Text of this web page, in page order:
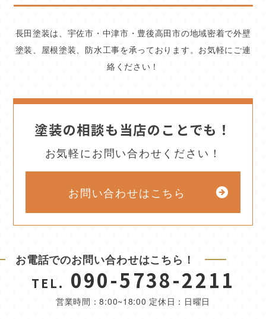
長田塗装は、宇佐市・中津市・豊後高田市の地域密着で外壁
塗装、屋根塗装、防水工事を承っております。お気軽にご連
絡ください！
塗装の相談も当店のことでも！
お気軽にお問い合わせください！
お問い合わせはこちら
お電話でのお問い合わせはこちら！
TEL. 090-5738-2211
営業時間：8:00~18:00 定休日：日曜日